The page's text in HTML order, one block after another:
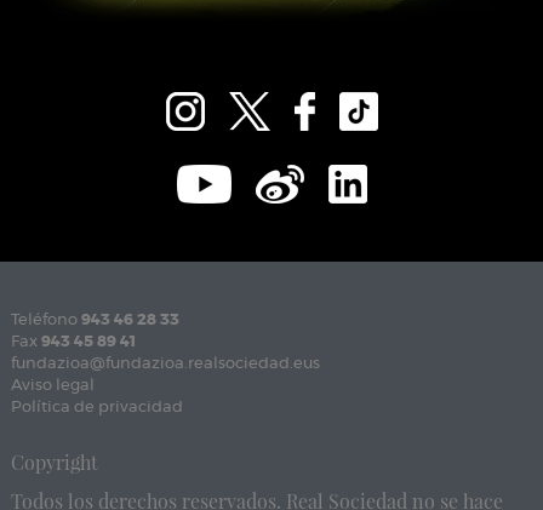
Teléfono 943 46 28 33
Fax 943 45 89 41
fundazioa@fundazioa.realsociedad.eus
Aviso legal
Política de privacidad
Copyright
Todos los derechos reservados. Real Sociedad no se hace